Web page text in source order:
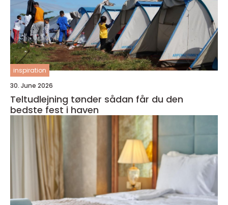
inspiration
30. June 2026
Teltudlejning tønder sådan får du den
bedste fest i haven